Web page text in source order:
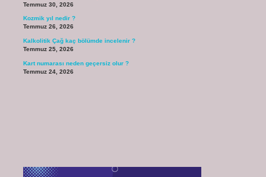
Temmuz 30, 2026
Kozmik yıl nedir ?
Temmuz 26, 2026
Kalkolitik Çağ kaç bölümde incelenir ?
Temmuz 25, 2026
Kart numarası neden geçersiz olur ?
Temmuz 24, 2026